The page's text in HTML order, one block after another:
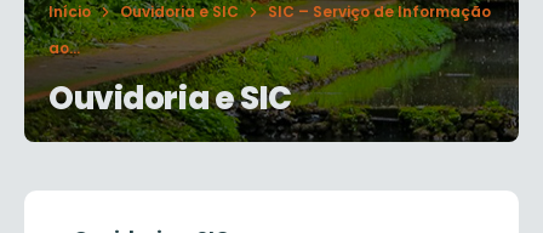
Início Ouvidoria e SIC
SIC – Serviço de Informação
ao...
Ouvidoria e SIC